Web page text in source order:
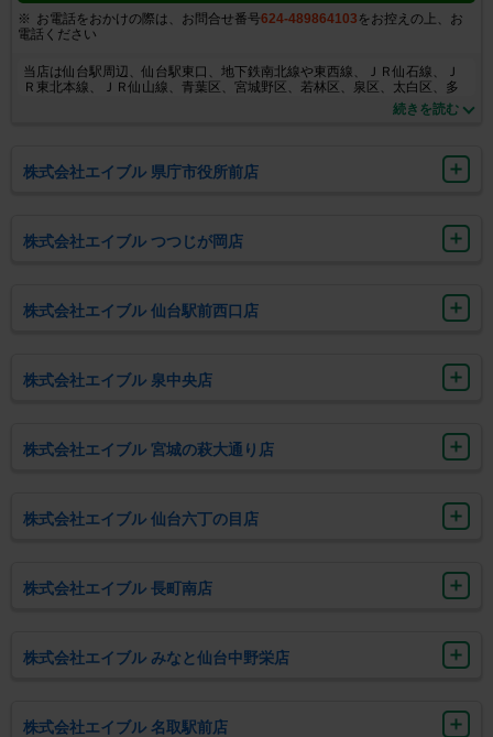
お電話をおかけの際は、お問合せ番号624-489864103 をお控えの上、お
電話ください
当店は仙台駅周辺、仙台駅東口、地下鉄南北線や東西線、ＪＲ仙石線、Ｊ
Ｒ東北本線、ＪＲ仙山線、青葉区、宮城野区、若林区、泉区、太白区、多
賀城市や名取市などの県南エリアも県内全域に特化したスタッフがご条件
に沿ってお手伝いさせて頂きます。 オンライン内覧も可能です！ご遠方に
て一生に一度のお部屋探しになるかもしれませんので、私達はお客様との
出会いを大切にお部屋をご紹介させて頂きます。 ご不明な事などございま
続きを読む
株式会社エイブル 県庁市役所前店
株式会社エイブル つつじが岡店
株式会社エイブル 仙台駅前西口店
株式会社エイブル 泉中央店
株式会社エイブル 宮城の萩大通り店
株式会社エイブル 仙台六丁の目店
株式会社エイブル 長町南店
株式会社エイブル みなと仙台中野栄店
株式会社エイブル 名取駅前店